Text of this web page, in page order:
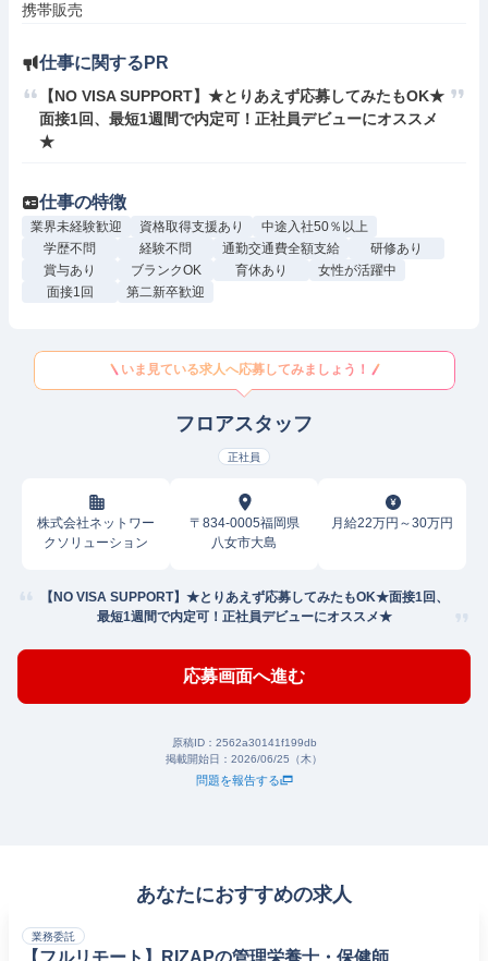
携帯販売
仕事に関するPR
【NO VISA SUPPORT】★とりあえず応募してみたもOK★
面接1回、最短1週間で内定可！正社員デビューにオススメ
★
仕事の特徴
業界未経験歓迎 資格取得支援あり
中途入社50％以上
学歴不問
経験不問 通勤交通費全額支給
研修あり
賞与あり
ブランクOK 育休あり
女性が活躍中
面接1回
第二新卒歓迎
いま見ている求人へ応募してみましょう！
フロアスタッフ
正社員
株式会社ネットワー
クソリューション
〒834-0005福岡県
八女市大島
月給22万円～30万円
【NO VISA SUPPORT】★とりあえず応募してみたもOK★面接1回、
最短1週間で内定可！正社員デビューにオススメ★
応募画面へ進む
原稿ID： 2562a30141f199db
掲載開始日： 2026/06/25（木）
問題を報告する
あなたにおすすめの求人
業務委託
【フルリモート】RIZAPの管理栄養士・保健師